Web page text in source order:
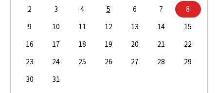
2
3 4 5 6 7
8
9
10 11 12 13 14
15
16
17 18 19 20 21
22
23
24 25 26 27 28
29
30
31